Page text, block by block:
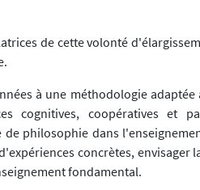
de cette volonté
à une méthodologie
cognitives, coopératives et
philosophie dans
concrètes, envisager
fondamental.